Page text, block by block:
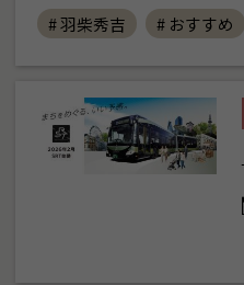
# 羽柴秀吉
# おすすめ